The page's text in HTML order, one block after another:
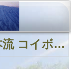
『十勝川 ピリカペタヌ沢本流 コイボクシュシビチャリ川本流』に関連する山行